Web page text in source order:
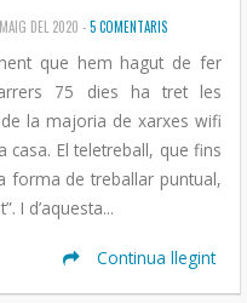
DEL 2020 -5 COMENTARIS
que hem hagut de fer
75 dies ha tret les
la majoria de xarxes wifi
casa. El teletreball, que fins
forma de treballar puntual,
I d’aquesta...
Continua llegint